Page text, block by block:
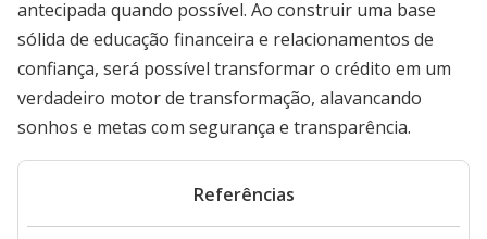
antecipada quando possível. Ao construir uma base
sólida de educação financeira e relacionamentos de
confiança, será possível transformar o crédito em um
verdadeiro motor de transformação, alavancando
sonhos e metas com segurança e transparência.
Referências